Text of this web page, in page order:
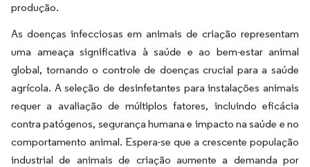
produção.
As doenças infecciosas em animais de criação representam
uma ameaça significativa à saúde e ao bem-estar animal
global, tornando o controle de doenças crucial para a saúde
agrícola. A seleção de desinfetantes para instalações animais
requer a avaliação de múltiplos fatores, incluindo eficácia
contra patógenos, segurança humana e impacto na saúde e no
comportamento animal. Espera-se que a crescente população
industrial de animais de criação aumente a demanda por